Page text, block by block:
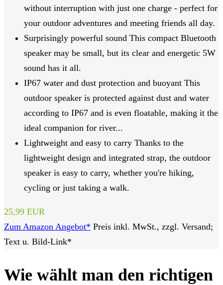
without interruption with just one charge - perfect for
your outdoor adventures and meeting friends all day.
Surprisingly powerful sound This compact Bluetooth
speaker may be small, but its clear and energetic 5W
sound has it all.
IP67 water and dust protection and buoyant This
outdoor speaker is protected against dust and water
according to IP67 and is even floatable, making it the
ideal companion for river...
Lightweight and easy to carry Thanks to the
lightweight design and integrated strap, the outdoor
speaker is easy to carry, whether you're hiking,
cycling or just taking a walk.
25,99 EUR
Zum Amazon Angebot* Preis inkl. MwSt., zzgl. Versand;
Text u. Bild-Link*
Wie wählt man den richtigen